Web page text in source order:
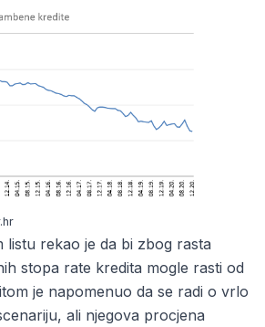
rekao je da bi zbog rasta
stopa rate kredita mogle rasti od
je napomenuo da se radi o vrlo
ali njegova procjena